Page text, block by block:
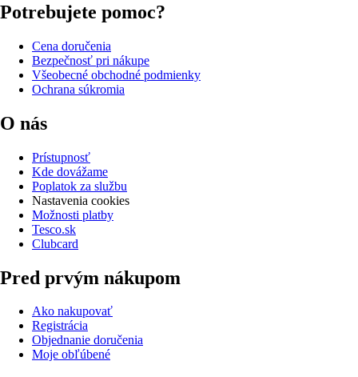
Potrebujete pomoc?
Cena doručenia
Bezpečnosť pri nákupe
Všeobecné obchodné podmienky
Ochrana súkromia
O nás
Prístupnosť
Kde dovážame
Poplatok za službu
Nastavenia cookies
Možnosti platby
Tesco.sk
Clubcard
Pred prvým nákupom
Ako nakupovať
Registrácia
Objednanie doručenia
Moje obľúbené